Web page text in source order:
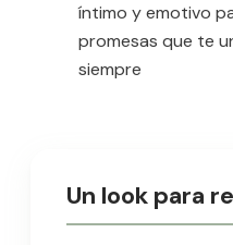
íntimo y emotivo
promesas que te
siempre
Un look para